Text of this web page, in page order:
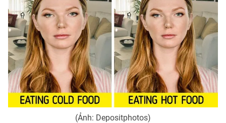
Hậu trường
Nhân vật
Khán giả
Giải sao mai
Điện ảnh
Âm nhạc
Sao
Đời sống
Du lịch
Làm đẹp
Chất lượng cuộc sống
Giáo dục
Tuyển sinh
Học trực tuyến
Công nghệ
Hitech Công nghệ tương lai
Giao lưu trực tuyến
(Ảnh: Depositphotos)